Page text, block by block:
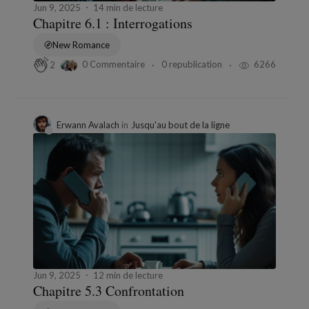
Jun 9, 2025 14 min de lecture
Chapitre 6.1 : Interrogations
New Romance
2
0 Commentaire 0 republication 6266
Erwann Avalach in Jusqu'au bout de la ligne
Jun 9, 2025 12 min de lecture
Chapitre 5.3 Confrontation